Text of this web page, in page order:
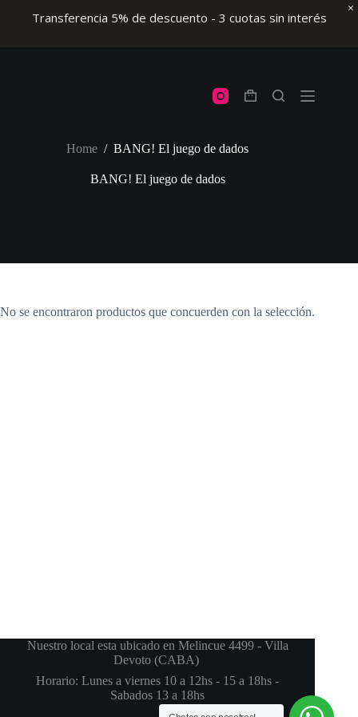
Transferencia 5% de descuento - 3 cuotas sin interés
Shopping
Home / BANG! El juego de dados
BANG! El juego de dados
No se encontraron productos que concuerden con la selección.
Nuestro local esta ubicado en Melincue 4499 - Villa
Devoto (CABA)
Horario: Lunes a viernes 10 a 12hs - 15 a 18hs -
Sabados 13 a 18hs